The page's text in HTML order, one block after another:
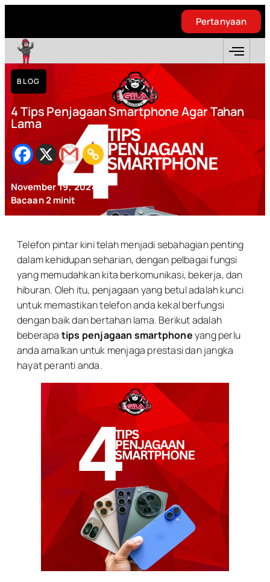
Pertanyaan
BLOG
4 Tips Penjagaan Smartphone Agar Tahan
Lama
November 19, 2024
Bacaan2minit
Telefon pintar kini telah menjadi sebahagian penting
dalam kehidupan seharian, dengan pelbagai fungsi
yang memudahkan kita berkomunikasi, bekerja, dan
hiburan. Oleh itu, penjagaan yang betul adalah kunci
untuk memastikan telefon anda kekal berfungsi
dengan baik dan bertahan lama. Berikut adalah
beberapa tips penjagaan smartphoneyang perlu
anda amalkan untuk menjaga prestasi dan jangka
hayat peranti anda.